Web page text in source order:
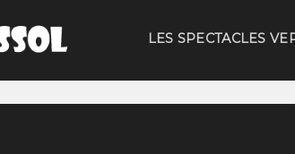
LES SPECTACLES